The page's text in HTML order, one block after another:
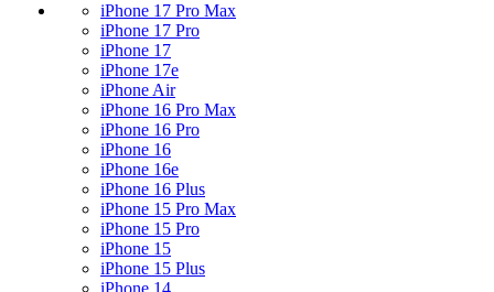
iPhone 17 Pro Max
iPhone 17 Pro
iPhone 17
iPhone 17e
iPhone Air
iPhone 16 Pro Max
iPhone 16 Pro
iPhone 16
iPhone 16e
iPhone 16 Plus
iPhone 15 Pro Max
iPhone 15 Pro
iPhone 15
iPhone 15 Plus